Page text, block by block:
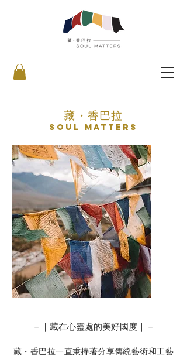
藏・香巴拉
Soul Matters
－｜藏在心靈處的美好國度｜－
藏・香巴拉一直秉持著分享傳統藝術和工藝